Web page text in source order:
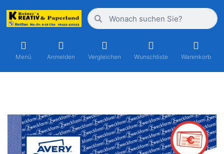
Menü Anmelden Vergleichen Wunschliste Warenkorb